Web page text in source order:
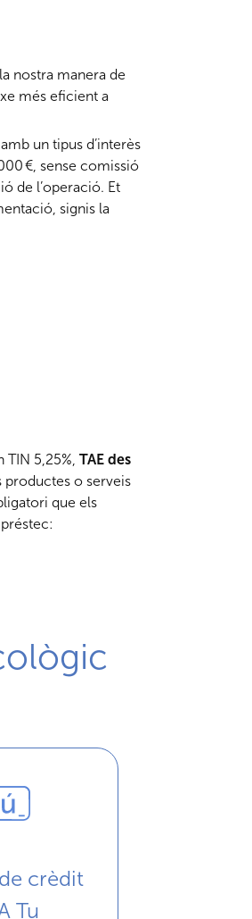
nostra manera de
més eficient a
amb un tipus d’interès
€, sense comissió
de l’operació. Et
signis la
TIN 5,25%, TAE des
productes o serveis
que els
crèdit
Tu